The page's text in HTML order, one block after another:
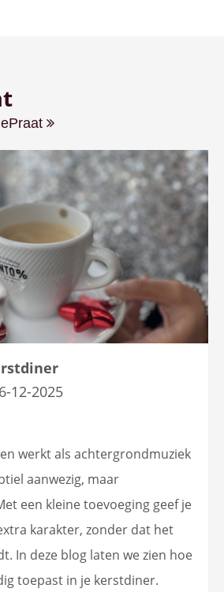
12-2025
werkt als achtergrondmuziek
aanwezig, maar
een kleine toevoeging geef je
karakter, zonder dat het
In deze blog laten we zien hoe
toepast in je kerstdiner.